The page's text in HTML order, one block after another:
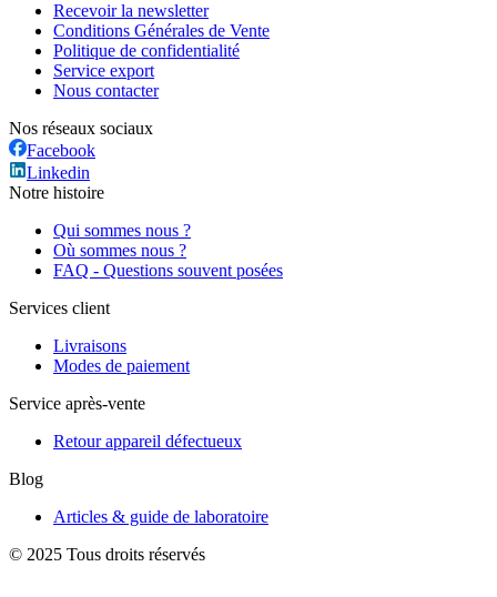
Recevoir la newsletter
Conditions Générales de Vente
Politique de confidentialité
Service export
Nous contacter
Nos réseaux sociaux
Facebook
Linkedin
Notre histoire
Qui sommes nous ?
Où sommes nous ?
FAQ - Questions souvent posées
Services client
Livraisons
Modes de paiement
Service après-vente
Retour appareil défectueux
Blog
Articles & guide de laboratoire
© 2025 Tous droits réservés